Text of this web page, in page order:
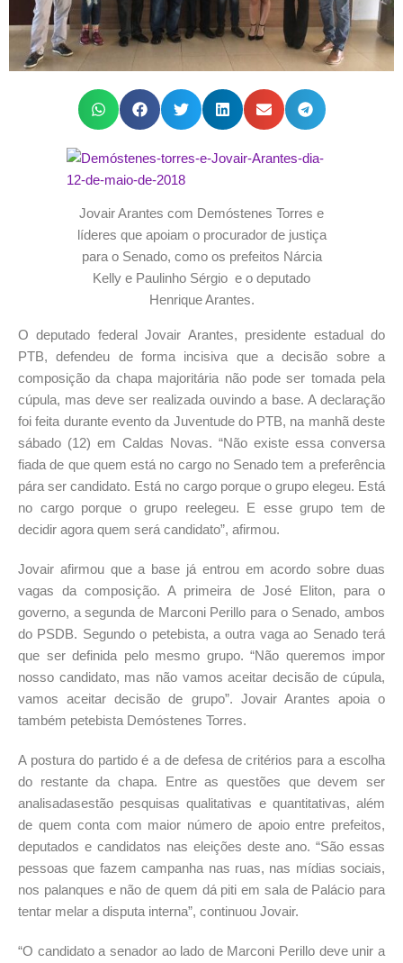
Jovair Arantes com Demóstenes Torres e
líderes que apoiam o procurador de justiça
para o Senado, como os prefeitos Nárcia
Kelly e Paulinho Sérgio e o deputado
Henrique Arantes.
O deputado federal Jovair Arantes, presidente estadual do
PTB, defendeu de forma incisiva que a decisão sobre a
composição da chapa majoritária não pode ser tomada pela
cúpula, mas deve ser realizada ouvindo a base. A declaração
foi feita durante evento da Juventude do PTB, na manhã deste
sábado (12) em Caldas Novas. “Não existe essa conversa
fiada de que quem está no cargo no Senado tem a preferência
pára ser candidato. Está no cargo porque o grupo elegeu. Está
no cargo porque o grupo reelegeu. E esse grupo tem de
decidir agora quem será candidato”, afirmou.
Jovair afirmou que a base já entrou em acordo sobre duas
vagas da composição. A primeira de José Eliton, para o
governo, a segunda de Marconi Perillo para o Senado, ambos
do PSDB. Segundo o petebista, a outra vaga ao Senado terá
que ser definida pelo mesmo grupo. “Não queremos impor
nosso candidato, mas não vamos aceitar decisão de cúpula,
vamos aceitar decisão de grupo”. Jovair Arantes apoia o
também petebista Demóstenes Torres.
A postura do partido é a de defesa de critérios para a escolha
do restante da chapa. Entre as questões que devem ser
analisadasestão pesquisas qualitativas e quantitativas, além
de quem conta com maior número de apoio entre prefeitos,
deputados e candidatos nas eleições deste ano. “São essas
pessoas que fazem campanha nas ruas, nas mídias sociais,
nos palanques e não de quem dá piti em sala de Palácio para
tentar melar a disputa interna”, continuou Jovair.
“O candidato a senador ao lado de Marconi Perillo deve unir a